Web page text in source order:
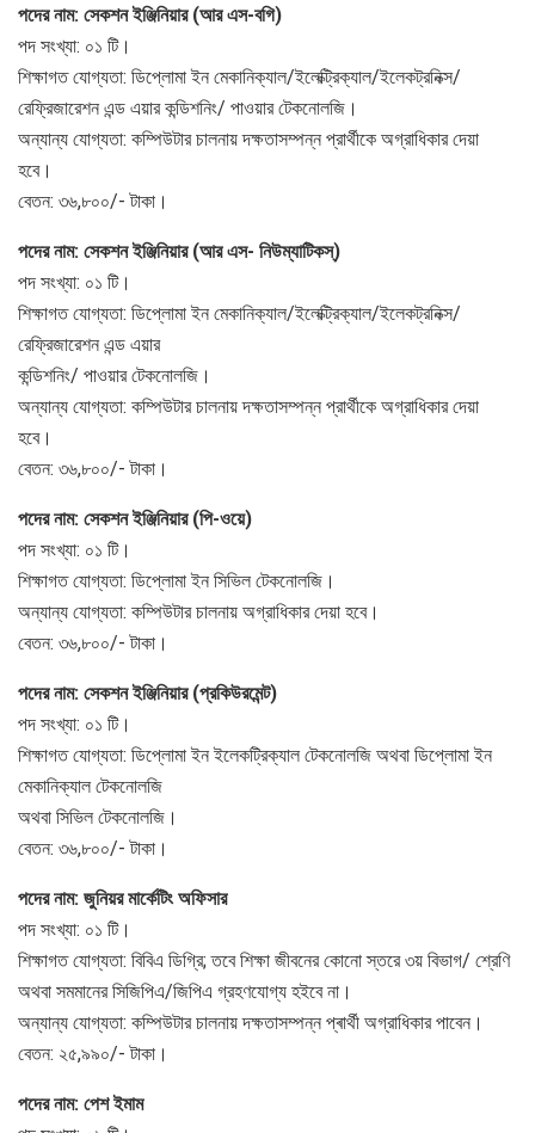
পদের নাম: সেকশন ইঞ্জিনিয়ার (আর এস-বগি)
পদ সংখ্যা: ০১ টি।
শিক্ষাগত যোগ্যতা: ডিপ্লোমা ইন মেকানিক্যাল/ইলেক্ট্রিক্যাল/ইলেকট্রনিক্স/
রেফ্রিজারেশন এন্ড এয়ার কন্ডিশনিং/ পাওয়ার টেকনোলজি।
অন্যান্য যোগ্যতা: কম্পিউটার চালনায় দক্ষতাসম্পন্ন প্রার্থীকে অগ্রাধিকার দেয়া
হবে।
বেতন: ৩৬,৮০০/- টাকা।
পদের নাম: সেকশন ইঞ্জিনিয়ার (আর এস- নিউম্যাটিকস্)
পদ সংখ্যা: ০১ টি।
শিক্ষাগত যোগ্যতা: ডিপ্লোমা ইন মেকানিক্যাল/ইলেক্ট্রিক্যাল/ইলেকট্রনিক্স/
রেফ্রিজারেশন এন্ড এয়ার
কন্ডিশনিং/ পাওয়ার টেকনোলজি।
অন্যান্য যোগ্যতা: কম্পিউটার চালনায় দক্ষতাসম্পন্ন প্রার্থীকে অগ্রাধিকার দেয়া
হবে।
বেতন: ৩৬,৮০০/- টাকা।
পদের নাম: সেকশন ইঞ্জিনিয়ার (পি-ওয়ে)
পদ সংখ্যা: ০১ টি।
শিক্ষাগত যোগ্যতা: ডিপ্লোমা ইন সিভিল টেকনোলজি।
অন্যান্য যোগ্যতা: কম্পিউটার চালনায় অগ্রাধিকার দেয়া হবে।
বেতন: ৩৬,৮০০/- টাকা।
পদের নাম: সেকশন ইঞ্জিনিয়ার (প্রকিউরমেন্ট)
পদ সংখ্যা: ০১ টি।
শিক্ষাগত যোগ্যতা: ডিপ্লোমা ইন ইলেকট্রিক্যাল টেকনোলজি অথবা ডিপ্লোমা ইন
মেকানিক্যাল টেকনোলজি
অথবা সিভিল টেকনোলজি।
বেতন: ৩৬,৮০০/- টাকা।
পদের নাম: জুনিয়র মার্কেটিং অফিসার
পদ সংখ্যা: ০১ টি।
শিক্ষাগত যোগ্যতা: বিবিএ ডিগ্রি; তবে শিক্ষা জীবনের কোনো স্তরে ৩য় বিভাগ/ শ্রেণি
অথবা সমমানের সিজিপিএ/জিপিএ গ্রহণযোগ্য হইবে না।
অন্যান্য যোগ্যতা: কম্পিউটার চালনায় দক্ষতাসম্পন্ন প্ৰাৰ্থী অগ্রাধিকার পাবেন।
বেতন: ২৫,৯৯০/- টাকা।
পদের নাম: পেশ ইমাম